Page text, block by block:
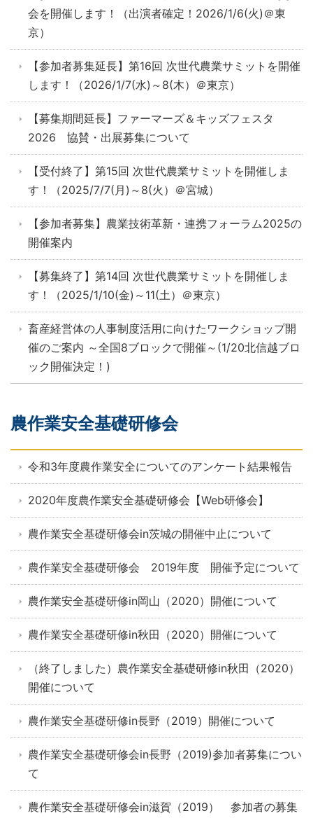
会を開催します！（出演者確定！2026/1/6(火)＠東
京）
【参加者募集延長】第16回 次世代農業サミットを開催
します！（2026/1/7(水)～8(木）＠東京）
【募集期間延長】ファーマーズ＆キッズフェスタ
2026 協賛・出展募集について
【受付終了】第15回 次世代農業サミットを開催しま
す！（2025/7/7(月)～8(火）＠宮城）
【参加者募集】農業技術革新・連携フォーラム2025の
開催案内
【募集終了】第14回 次世代農業サミットを開催しま
す！（2025/1/10(金)～11(土）＠東京）
畜産経営体の人事制度活用に向けたワークショップ開
催のご案内 ～全国8ブロックで開催～(1/20北信越ブロ
ック開催決定！)
農作業安全基礎研修会
令和3年度農作業安全についてのアンケート結果報告
2020年度農作業安全基礎研修会【Web研修会】
農作業安全基礎研修会in茨城の開催中止について
農作業安全基礎研修会 2019年度 開催予定について
農作業安全基礎研修in岡山（2020）開催について
農作業安全基礎研修in秋田（2020）開催について
（終了しました）農作業安全基礎研修in秋田（2020）
開催について
農作業安全基礎研修in長野（2019）開催について
農作業安全基礎研修会in長野（2019)参加者募集につい
て
農作業安全基礎研修会in滋賀（2019） 参加者の募集